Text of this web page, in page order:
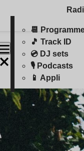
📆
🎵 Track ID
💿 DJ sets
🎙️ Podcasts
📱 Appli